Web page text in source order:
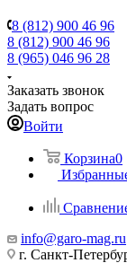
8 (812) 900 46 96
8 (812) 900 46 96
8 (965) 046 96 28
Заказать звонок
Задать вопрос
Войти
Корзина0
info@garo-mag.ru
г. Санкт-